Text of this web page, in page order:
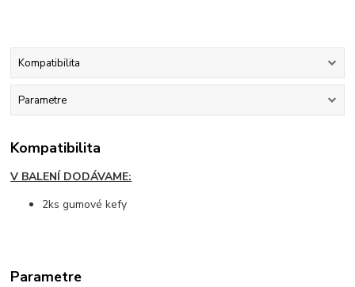
Kompatibilita
Parametre
Kompatibilita
V BALENÍ DODÁVAME:
2ks gumové kefy
Parametre